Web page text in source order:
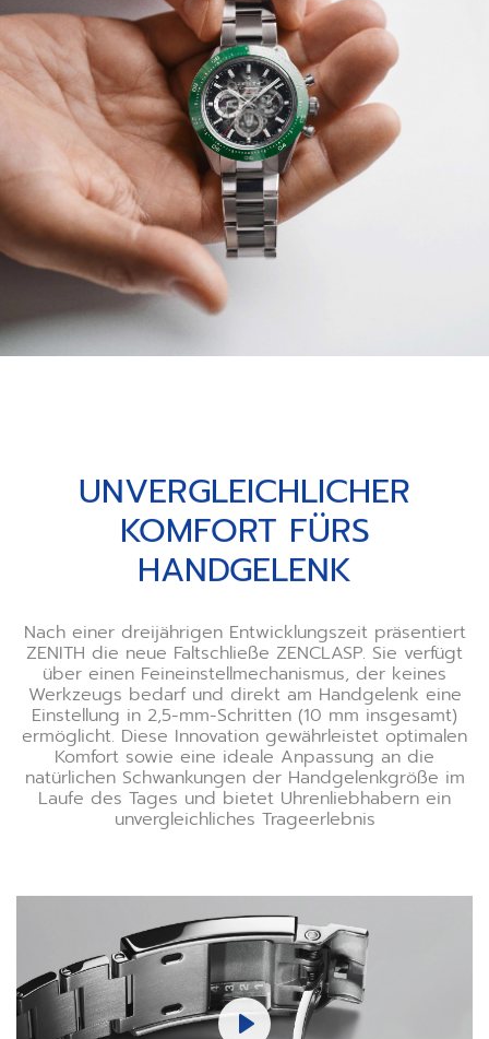
UNVERGLEICHLICHER
KOMFORT FÜRS
HANDGELENK
Nach einer dreijährigen Entwicklungszeit präsentiert
ZENITH die neue Faltschließe ZENCLASP. Sie verfügt
über einen Feineinstellmechanismus, der keines
Werkzeugs bedarf und direkt am Handgelenk eine
Einstellung in 2,5-mm-Schritten (10 mm insgesamt)
ermöglicht. Diese Innovation gewährleistet optimalen
Komfort sowie eine ideale Anpassung an die
natürlichen Schwankungen der Handgelenkgröße im
Laufe des Tages und bietet Uhrenliebhabern ein
unvergleichliches Trageerlebnis